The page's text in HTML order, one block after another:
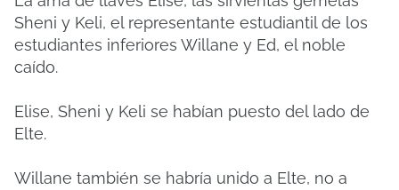
Sheni y Keli, el representante estudiantil de los
estudiantes inferiores Willane y Ed, el noble
caído.
Elise, Sheni y Keli se habían puesto del lado de
Elte.
Willane también se habría unido a Elte, no a